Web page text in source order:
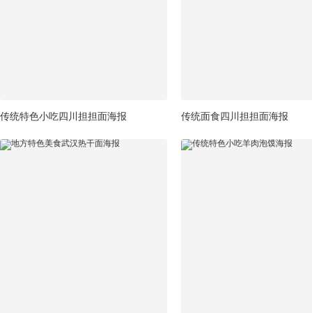
传统特色小吃四川担担面海报 传统面食四川担担面海报